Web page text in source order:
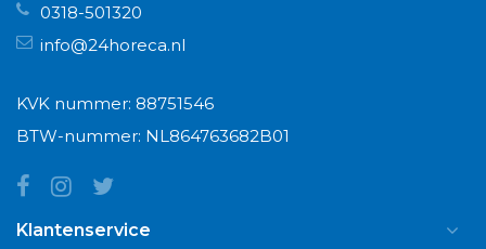
0318-501320
info@24horeca.nl
KVK nummer: 88751546
BTW-nummer: NL864763682B01
Klantenservice